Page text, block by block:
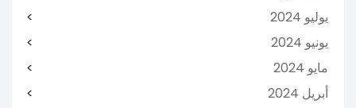
يوليو 2024
يونيو 2024
مايو 2024
أبريل 2024